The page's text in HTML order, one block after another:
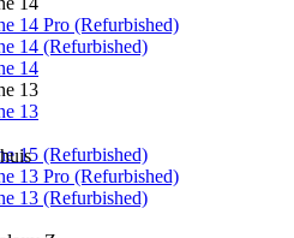
14 Pro (Refurbished)
14 (Refurbished)
14
13
13
15 (Refurbished)
13 Pro (Refurbished)
13 (Refurbished)